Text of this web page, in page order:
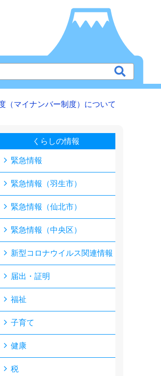
（マイナンバー制度）について
くらしの情報
緊急情報
緊急情報（羽生市）
緊急情報（仙北市）
緊急情報（中央区）
新型コロナウイルス関連情報
届出・証明
福祉
子育て
健康
税